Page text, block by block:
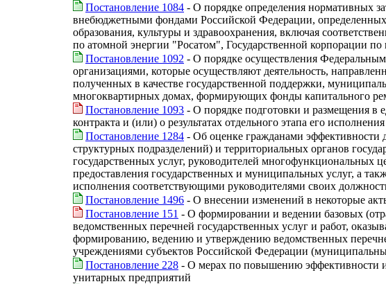
Постановление 1084 - О порядке определения нормативных
внебюджетными фондами Российской Федерации,
образования, культуры и здравоохранения, включая
по атомной энергии "Росатом", Государственной корпорации
Постановление 1092 - О порядке осуществления
организациями, которые осуществляют деятельность,
полученных в качестве государственной поддержки,
многоквартирных домах, формирующих фонды капитального
Постановление 1093 - О порядке подготовки и размещения в
контракта и (или) о результатах отдельного этапа его исполнения
Постановление 1284 - Об оценке гражданами эффективности
структурных подразделений) и территориальных органов
государственных услуг, руководителей многофункциональных
предоставления государственных и муниципальных услуг, а
исполнения соответствующими руководителями своих
Постановление 1496 - О внесении изменений в некоторые
Постановление 151 - О формировании и ведении базовых
ведомственных перечней государственных услуг и работ,
формированию, ведению и утверждению ведомственных
учреждениями субъектов Российской Федерации
Постановление 228 - О мерах по повышению эффективности
унитарных предприятий